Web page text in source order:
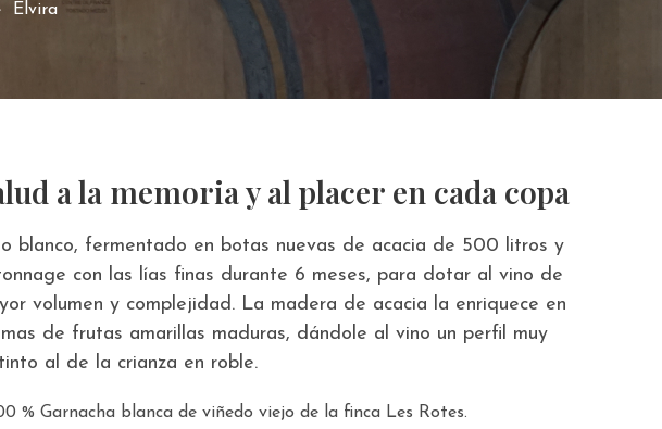
Elvira
a la memoria y al placer en cada copa
blanco, fermentado en botas nuevas de acacia de 500 litros y
con las lías finas durante 6 meses, para dotar al vino de
volumen y complejidad. La madera de acacia la enriquece en
de frutas amarillas maduras, dándole al vino un perfil muy
al de la crianza en roble.
% Garnacha blanca de viñedo viejo de la finca Les Rotes.